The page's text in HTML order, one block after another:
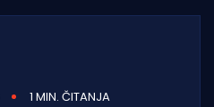
1 MIN. ČITANJA